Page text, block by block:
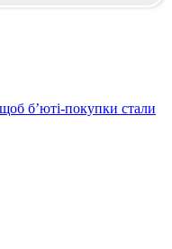
б’юті-покупки стали